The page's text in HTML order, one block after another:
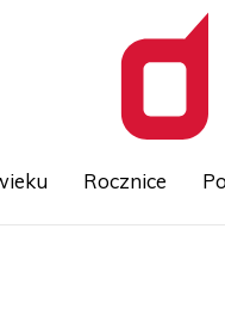
Rocznice